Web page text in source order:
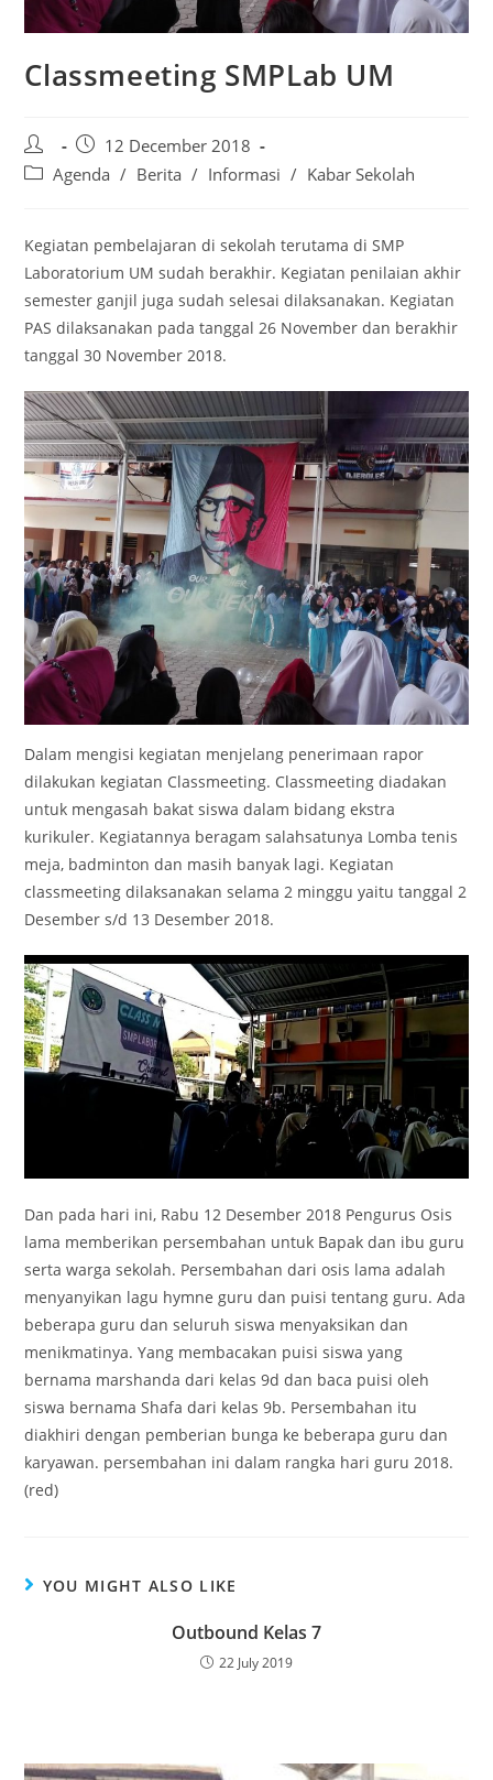
Classmeeting SMPLab UM
12 December 2018
Agenda / Berita / Informasi / Kabar Sekolah
Kegiatan pembelajaran di sekolah terutama di SMP
Laboratorium UM sudah berakhir. Kegiatan penilaian akhir
semester ganjil juga sudah selesai dilaksanakan. Kegiatan
PAS dilaksanakan pada tanggal 26 November dan berakhir
tanggal 30 November 2018.
Dalam mengisi kegiatan menjelang penerimaan rapor
dilakukan kegiatan Classmeeting. Classmeeting diadakan
untuk mengasah bakat siswa dalam bidang ekstra
kurikuler. Kegiatannya beragam salahsatunya Lomba tenis
meja, badminton dan masih banyak lagi. Kegiatan
classmeeting dilaksanakan selama 2 minggu yaitu tanggal 2
Desember s/d 13 Desember 2018.
Dan pada hari ini, Rabu 12 Desember 2018 Pengurus Osis
lama memberikan persembahan untuk Bapak dan ibu guru
serta warga sekolah. Persembahan dari osis lama adalah
menyanyikan lagu hymne guru dan puisi tentang guru. Ada
beberapa guru dan seluruh siswa menyaksikan dan
menikmatinya. Yang membacakan puisi siswa yang
bernama marshanda dari kelas 9d dan baca puisi oleh
siswa bernama Shafa dari kelas 9b. Persembahan itu
diakhiri dengan pemberian bunga ke beberapa guru dan
karyawan. persembahan ini dalam rangka hari guru 2018.
(red)
YOU MIGHT ALSO LIKE
Outbound Kelas 7
22 July 2019